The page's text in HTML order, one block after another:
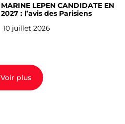
MARINE LEPEN CANDIDATE EN
2027 : l’avis des Parisiens
10 juillet 2026
Voir plus